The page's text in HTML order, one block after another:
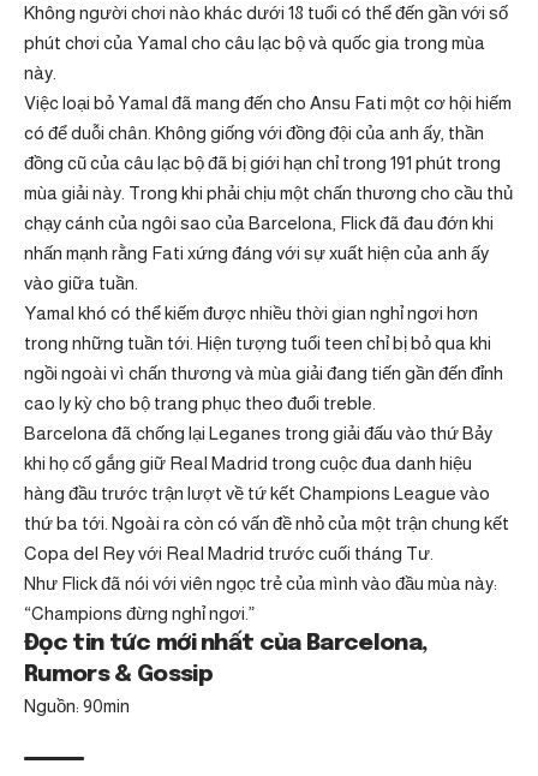
Không người chơi nào khác dưới 18 tuổi có thể đến gần với số
phút chơi của Yamal cho câu lạc bộ và quốc gia trong mùa
này.
Việc loại bỏ Yamal đã mang đến cho Ansu Fati một cơ hội hiếm
có để duỗi chân. Không giống với đồng đội của anh ấy, thần
đồng cũ của câu lạc bộ đã bị giới hạn chỉ trong 191 phút trong
mùa giải này. Trong khi phải chịu một chấn thương cho cầu thủ
chạy cánh của ngôi sao của Barcelona, ​​Flick đã đau đớn khi
nhấn mạnh rằng Fati xứng đáng với sự xuất hiện của anh ấy
vào giữa tuần.
Yamal khó có thể kiếm được nhiều thời gian nghỉ ngơi hơn
trong những tuần tới. Hiện tượng tuổi teen chỉ bị bỏ qua khi
ngồi ngoài vì chấn thương và mùa giải đang tiến gần đến đỉnh
cao ly kỳ cho bộ trang phục theo đuổi treble.
Barcelona đã chống lại Leganes trong giải đấu vào thứ Bảy
khi họ cố gắng giữ Real Madrid trong cuộc đua danh hiệu
hàng đầu trước trận lượt về tứ kết Champions League vào
thứ ba tới. Ngoài ra còn có vấn đề nhỏ của một trận chung kết
Copa del Rey với Real Madrid trước cuối tháng Tư.
Như Flick đã nói với viên ngọc trẻ của mình vào đầu mùa này:
“Champions đừng nghỉ ngơi.”
Đọc tin tức mới nhất của Barcelona, ​​
Rumors & Gossip
Nguồn: 90min